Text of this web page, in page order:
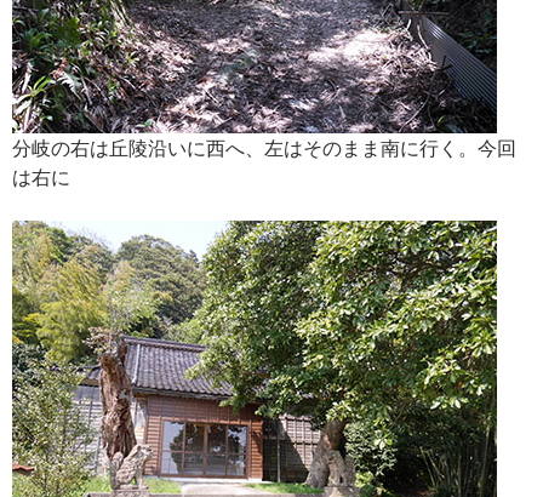
分岐の右は丘陵沿いに西へ、左はそのまま南に行く。今回
は右に